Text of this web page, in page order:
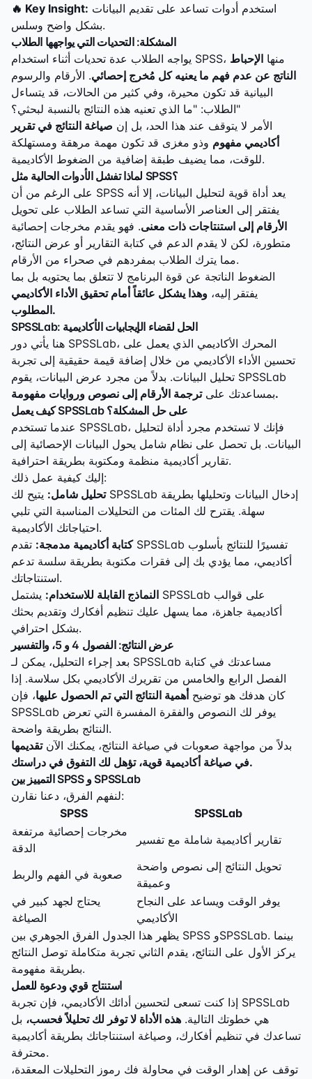
🔥 Key Insight:
بشكل واضح وسلس.
المشكلة: التحديات التي يواجهها الطلاب
يواجه الطلاب عدة تحديات أثناء استخدام SPSS، منها الإحباط
الناتج عن عدم فهم ما يعنيه كل مُخرج إحصائي. الأرقام والرسوم
البيانية قد تكون محيرة، وفي كثير من الحالات، قد يتساءل
الطلاب: "ما الذي تعنيه هذه النتائج بالنسبة لبحثي؟"
الأمر لا يتوقف عند هذا الحد، بل إن صياغة النتائج في تقرير
أكاديمي مفهوم وذو مغزى قد تكون مهمة مرهقة ومستهلكة
للوقت، مما يضيف طبقة إضافية من الضغوط الأكاديمية.
لماذا تفشل الأدوات الحالية مثل SPSS؟
على الرغم من أن SPSS يعد أداة قوية لتحليل البيانات، إلا أنه
يفتقر إلى العناصر الأساسية التي تساعد الطلاب على تحويل
الأرقام إلى استنتاجات ذات معنى. فهو يقدم مخرجات إحصائية
متطورة، لكن لا يقدم الدعم في كتابة التقارير أو عرض النتائج،
مما يترك الطلاب بمفردهم في صحراء من الأرقام.
الضغوط الناتجة عن قوة البرنامج لا تتعلق بما يحتويه بل بما
يفتقر إليه، وهذا يشكل عائقاً أمام تحقيق الأداء الأكاديمي
المطلوب.
SPSSLab: الحل لقضاء الإيجابيات الأكاديمية
هنا يأتي دور SPSSLab، المحرك الأكاديمي الذي يعمل على
تحسين الأداء الأكاديمي من خلال إضافة قيمة حقيقية إلى تجربة
تحليل البيانات. بدلاً من مجرد عرض البيانات، يقوم SPSSLab
بمساعدتك علىترجمة الأرقام إلى نصوص وروايات مفهومة.
كيف يعمل SPSSLab على حل المشكلة؟
عندما تستخدم SPSSLab، فإنك لا تستخدم مجرد أداة لتحليل
البيانات. بل تحصل على نظام شامل يحول البيانات الإحصائية إلى
تقارير أكاديمية منظمة ومكتوبة بطريقة احترافية.
إليك كيفية عمل ذلك:
تحليل شامل: يتيح لك SPSSLab إدخال البيانات وتحليلها بطريقة
سهلة. يقترح لك المئات من التحليلات المناسبة التي تلبي
احتياجاتك الأكاديمية.
كتابة أكاديمية مدمجة: تقدم SPSSLab تفسيرًا للنتائج بأسلوب
أكاديمي، مما يؤدي بك إلى فقرات مكتوبة بطريقة سلسة تدعم
استنتاجاتك.
النماذج القابلة للاستخدام: يشتمل SPSSLab على قوالب
أكاديمية جاهزة، مما يسهل عليك تنظيم أفكارك وتقديم بحثك
بشكل احترافي.
عرض النتائج: الفصول 4 و 5، والتفسير
بعد إجراء التحليل، يمكن لـ SPSSLab مساعدتك في كتابة
الفصل الرابع والخامس من تقريرك الأكاديمي بكل سلاسة. إذا
كان هدفك هو توضيح أهمية النتائج التي تم الحصول عليها، فإن
SPSSLab يوفر لك النصوص والفقرة المفسرة التي تعرض
النتائج بطريقة واضحة.
بدلاً من مواجهة صعوبات في صياغة النتائج، يمكنك الآنتقديمها
في صياغة أكاديمية قوية، تؤهل لك التفوق في دراستك.
التمييز بين SPSS و SPSSLab
لنفهم الفرق، دعنا نقارن:
SPSS
SPSSLab
مخرجات إحصائية مرتفعة
الدقة
تقارير أكاديمية شاملة مع تفسير
صعوبة في الفهم والربط
تحويل النتائج إلى نصوص واضحة
وعميقة
يحتاج لجهد كبير في
الصياغة
يوفر الوقت ويساعد على النجاح
الأكاديمي
يظهر هذا الجدول الفرق الجوهري بين SPSS وSPSSLab. بينما
يركز الأول على النتائج، يقدم الثاني تجربة متكاملة توصل النتائج
بطريقة مفهومة.
استنتاج قوي ودعوة للعمل
إذا كنت تسعى لتحسين أدائك الأكاديمي، فإن تجربة SPSSLab
هي خطوتك التالية. هذه الأداة لا توفر لك تحليلاً فحسب، بل
تساعدك في تنظيم أفكارك، وصياغة استنتاجاتك بطريقة أكاديمية
محترفة.
توقف عن إهدار الوقت في محاولة فك رموز التحليلات المعقدة،